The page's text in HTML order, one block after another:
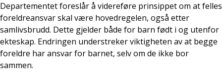
Departementet foreslår å videreføre prinsippet om at felles
foreldreansvar skal være hovedregelen, også etter
samlivsbrudd. Dette gjelder både for barn født i og utenfor
ekteskap. Endringen understreker viktigheten av at begge
foreldre har ansvar for barnet, selv om de ikke bor
sammen.